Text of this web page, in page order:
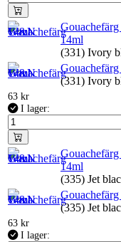
14ml
(331) Ivory
(331) Ivory
63 kr
I lager:
14ml
(335) Jet
(335) Jet
63 kr
I lager: